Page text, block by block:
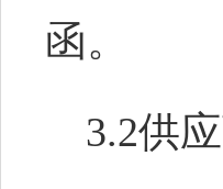
函。
3.2供